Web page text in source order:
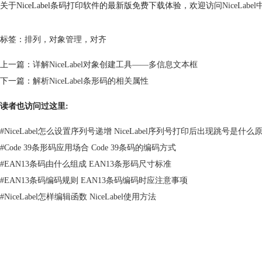
关于NiceLabel条码打印软件的最新版免费下载体验，欢迎访问NiceLabel
标签： 排列 ， 对象管理 ， 对齐
上一篇： 详解NiceLabel对象创建工具——多信息文本框
下一篇： 解析NiceLabel条形码的相关属性
读者也访问过这里:
#NiceLabel怎么设置序列号递增 NiceLabel序列号打印后出现跳号是什么
#Code 39条形码应用场合 Code 39条码的编码方式
#EAN13条码由什么组成 EAN13条形码尺寸标准
#EAN13条码编码规则 EAN13条码编码时应注意事项
#NiceLabel怎样编辑函数 NiceLabel使用方法